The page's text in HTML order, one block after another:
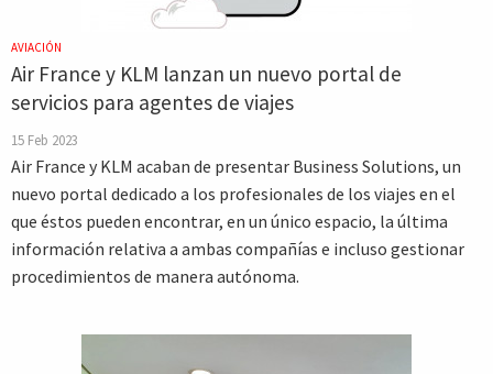
AVIACIÓN
Air France y KLM lanzan un nuevo portal de
servicios para agentes de viajes
15 Feb 2023
Air France y KLM acaban de presentar Business Solutions, un
nuevo portal dedicado a los profesionales de los viajes en el
que éstos pueden encontrar, en un único espacio, la última
información relativa a ambas compañías e incluso gestionar
procedimientos de manera autónoma.